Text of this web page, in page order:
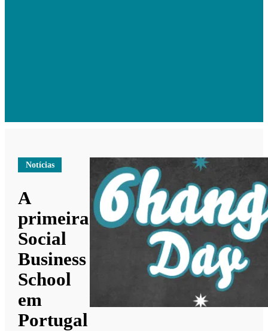
Notícias
A
primeira
Social
Business
School
em
Portugal